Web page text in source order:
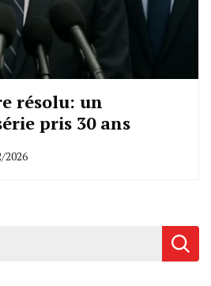
résolu: un
pris 30 ans
2026